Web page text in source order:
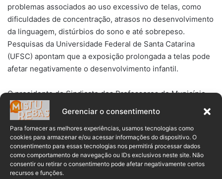
Gerenciar o consentimento
Para fornecer as melhores experiências, usamos tecnologias como
cookies para armazenar e/ou acessar informações do dispositivo. O
consentimento para essas tecnologias nos permitirá processar dados
como comportamento de navegação ou IDs exclusivos neste site. Não
consentir ou retirar o consentimento pode afetar negativamente certos
recursos e funções.
problemas associados ao uso excessivo de telas, como
dificuldades de concentração, atrasos no desenvolvimento
da linguagem, distúrbios do sono e até sobrepeso.
Pesquisas da Universidade Federal de Santa Catarina
(UFSC) apontam que a exposição prolongada a telas pode
afetar negativamente o desenvolvimento infantil.
O presidente do Sindicato dos Professores do Município
do Rio de Janeiro e Região (SinproRio), Elson Simões de
Paiva, avalia que a medida pode favorecer a socialização
dos estudantes, que muitas vezes interagem mais pelo
celular do que presencialmente. Ele defende, no entanto,
que é necessário um acompanhamento detalhado para
garantir que a implementação da nova regra seja feita de